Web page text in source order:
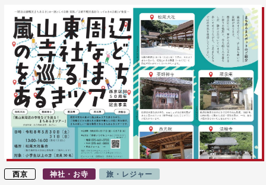
西京 神社・お寺 旅・レジャー